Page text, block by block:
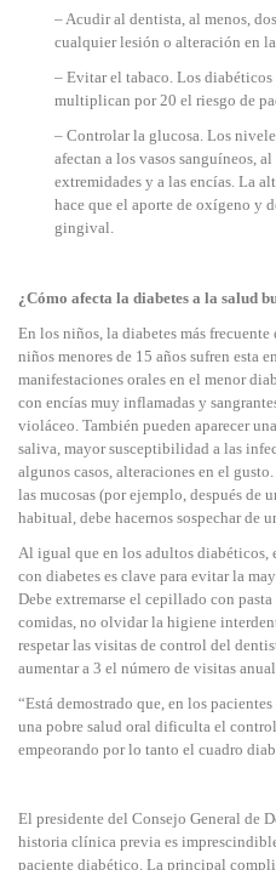
– Acudir al dentista, al menos,
cualquier lesión o alteración en
– Evitar el tabaco. Los diabéticos
multiplican por 20 el riesgo de
– Controlar la glucosa. Los
afectan a los vasos sanguíneos,
extremidades y a las encías. La
hace que el aporte de oxígeno y
gingival.
¿Cómo afecta la diabetes a la salud
En los niños, la diabetes más
niños menores de 15 años sufren esta
manifestaciones orales en el menor
con encías muy inflamadas y
violáceo. También pueden aparecer
saliva, mayor susceptibilidad a las
algunos casos, alteraciones en el
las mucosas (por ejemplo, después de
habitual, debe hacernos sospechar de
Al igual que en los adultos
con diabetes es clave para evitar la
Debe extremarse el cepillado con
comidas, no olvidar la higiene
respetar las visitas de control del
aumentar a 3 el número de visitas
“Está demostrado que, en los
una pobre salud oral dificulta el
empeorando por lo tanto el cuadro
El presidente del Consejo General de
historia clínica previa es
paciente diabético. La principal